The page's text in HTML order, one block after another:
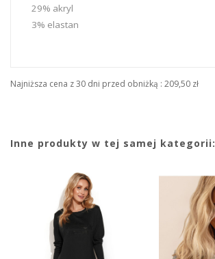
29% akryl
3% elastan
Najniższa cena z 30 dni przed obniżką : 209,50 zł
Inne produkty w tej samej kategorii: